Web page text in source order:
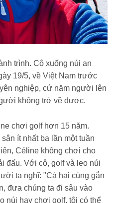
trình. Cô xuống núi an
19/5, về Việt Nam trước
nghiệp, cứ năm người lên
không trở về được.
chơi golf hơn 15 năm.
ít nhất ba lần một tuần
Céline không chơi cho
đấu. Với cô, golf và leo núi
ta nghĩ: "Cả hai cùng gắn
đưa chúng ta đi sâu vào
núi hay chơi golf, tôi có thể